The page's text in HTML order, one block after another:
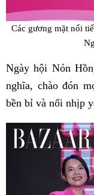
Các gương mặt nổi
Ngày hội Nón
nghĩa, chào đón
bền bỉ và nối nhịp